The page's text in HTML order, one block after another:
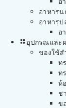
อาหารน
อาหารป
อ
อุปกรณและ
ของใช้ส
ท
ท
ห้
ช
ข